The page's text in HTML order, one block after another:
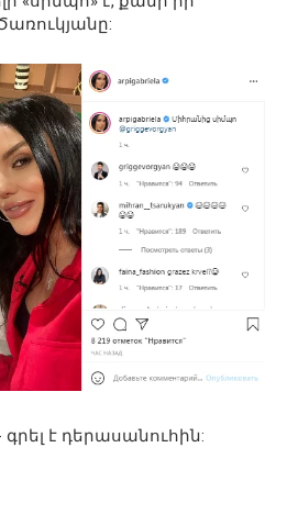
է դերասանուհին: